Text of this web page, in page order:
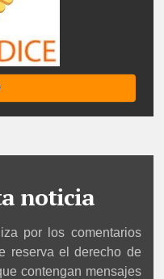
noticia
por los comentarios
reserva el derecho de
contengan mensajes